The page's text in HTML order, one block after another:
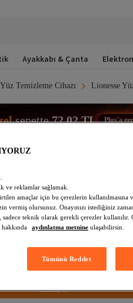
Ayakkabı & Çanta
Yüz Temizleme Cihazı Lionesse
sepette72,02 TL Plus'a geç
Çift Taraflı Yüz
Tükeniyor
ve reklamlar sağlamak.
amaçlar için bu çerezlerin kullanılmasına
vermiş olursunuz. Onayınızı istediğiniz
teknik olarak gerekli çerezler kullanılır.
hakkında
aydınlatma metnine ulaşabilirsin.
Tümünü Reddet